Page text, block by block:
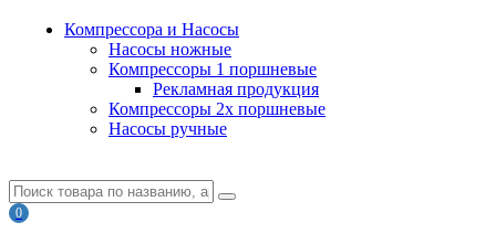
Компрессора и Насосы
Насосы ножные
Компрессоры 1 поршневые
Рекламная продукция
Компрессоры 2х поршневые
Насосы ручные
0